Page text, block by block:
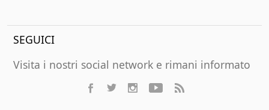
SEGUICI
Visita i nostri social network e rimani informato